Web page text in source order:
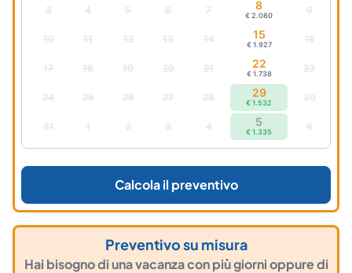
3 4 5 6 7 8
€ 2.080 9
10 11 12 13 14 15
€ 1.927 16
17 18 19 20 21 22
€ 1.738 23
24 25 26 27 28 29
€ 1.532 30
31 1 2 3 4 5
€ 1.335 6
Calcola il preventivo
Preventivo su misura
Hai bisogno di una vacanza con più giorni oppure di